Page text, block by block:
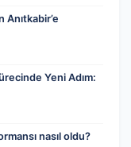
Anıtkabir’e
Yeni Adım:
nasıl oldu?